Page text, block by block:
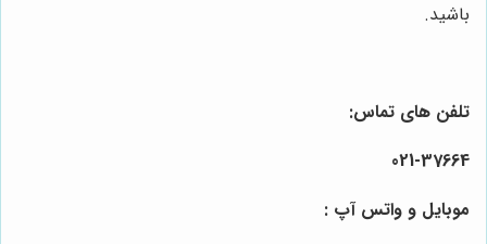
باشید.
تلفن های تماس:
021-37664
موبایل و واتس آپ :